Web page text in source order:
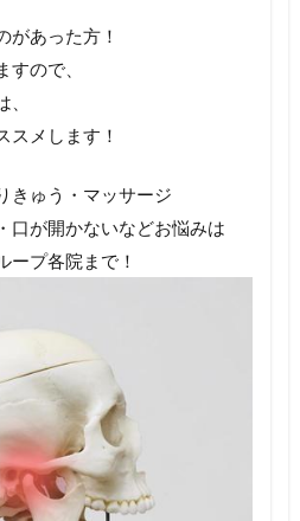
があった方！
ので、
スメします！
きゅう・マッサージ
口が開かないなどお悩みは
ープ各院まで！